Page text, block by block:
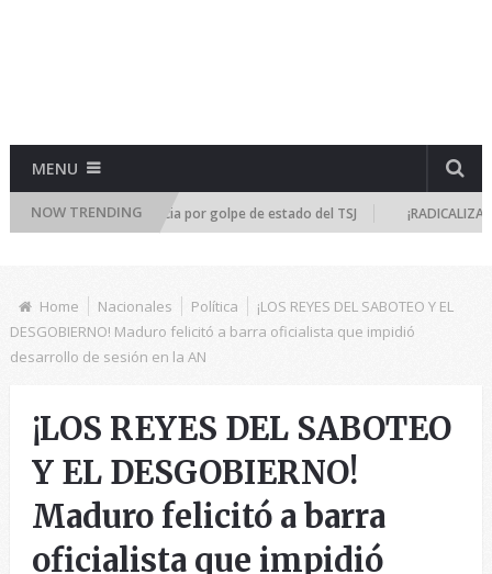
MENU
NOW TRENDING
reúne de emergencia por golpe de estado del TSJ ¡RADICALIZA LA
Home Nacionales Política
¡LOS REYES DEL SABOTEO Y EL
DESGOBIERNO! Maduro felicitó a barra oficialista que impidió
desarrollo de sesión en la AN
¡LOS REYES DEL SABOTEO
Y EL DESGOBIERNO!
Maduro felicitó a barra
oficialista que impidió